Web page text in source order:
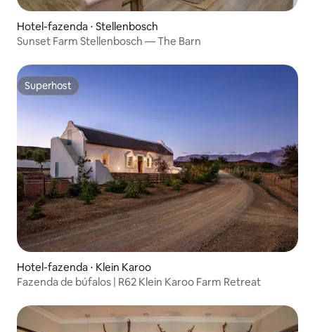
Hotel-fazenda ⋅ Stellenbosch
Sunset Farm Stellenbosch — The Barn
Superhost
Superhost
Hotel-fazenda ⋅ Klein Karoo
Fazenda de búfalos | R62 Klein Karoo Farm Retreat